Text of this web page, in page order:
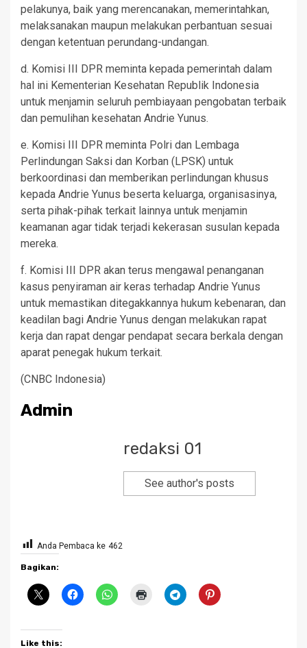
pelakunya, baik yang merencanakan, memerintahkan,
melaksanakan maupun melakukan perbantuan sesuai
dengan ketentuan perundang-undangan.
d. Komisi III DPR meminta kepada pemerintah dalam
hal ini Kementerian Kesehatan Republik Indonesia
untuk menjamin seluruh pembiayaan pengobatan terbaik
dan pemulihan kesehatan Andrie Yunus.
e. Komisi III DPR meminta Polri dan Lembaga
Perlindungan Saksi dan Korban (LPSK) untuk
berkoordinasi dan memberikan perlindungan khusus
kepada Andrie Yunus beserta keluarga, organisasinya,
serta pihak-pihak terkait lainnya untuk menjamin
keamanan agar tidak terjadi kekerasan susulan kepada
mereka.
f. Komisi III DPR akan terus mengawal penanganan
kasus penyiraman air keras terhadap Andrie Yunus
untuk memastikan ditegakkannya hukum kebenaran, dan
keadilan bagi Andrie Yunus dengan melakukan rapat
kerja dan rapat dengar pendapat secara berkala dengan
aparat penegak hukum terkait.
(CNBC Indonesia)
Admin
redaksi 01
See author's posts
Anda Pembaca ke 462
Bagikan:
Like this: